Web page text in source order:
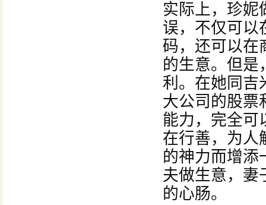
实际上，珍妮
误，不仅可以
码，还可以在
的生意。但是
利。在她同吉
大公司的股票
能力，完全可
在行善，为人
的神力而增添
夫做生意，妻
的心肠。